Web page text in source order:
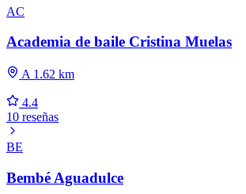
AC
Academia de baile Cristina Muelas
A 1.62 km
4.4
10 reseñas
BE
Bembé Aguadulce